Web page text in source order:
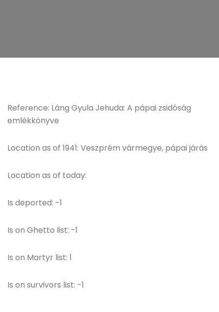
Reference: Láng Gyula Jehuda: A pápai zsidóság
emlékkönyve
Location as of 1941: Veszprém vármegye, pápai járás
Location as of today:
Is deported: -1
Is on Ghetto list: -1
Is on Martyr list: 1
Is on survivors list: -1